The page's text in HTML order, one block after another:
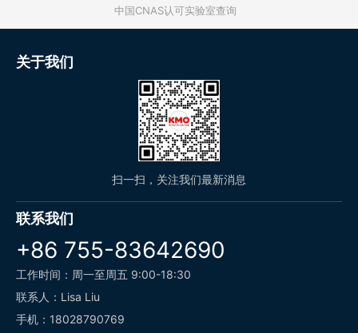
中国CNAS认可实验室查询
关于我们
扫一扫，关注我们最新消息
联系我们
+86 755-83642690
工作时间：周一至周五 9:00-18:30
联系人：Lisa Liu
手机：18028790769